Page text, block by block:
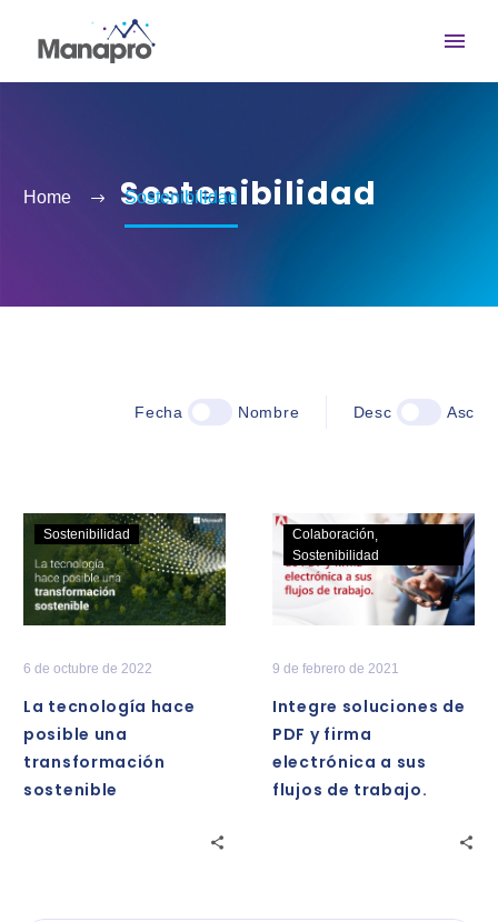
Sostenibilidad
Home Sostenibilidad
Fecha Nombre Desc Asc
La
tecnología
hace
posible
transformación
Sostenibilidad
6 de octubre de 2022
La tecnología hace
posible una
transformación
sostenible
Integre
soluciones
de
PDF
firma
Colaboración
Sostenibilidad
9 de febrero de 2021
Integre soluciones de
PDF y firma
electrónica a sus
flujos de trabajo.